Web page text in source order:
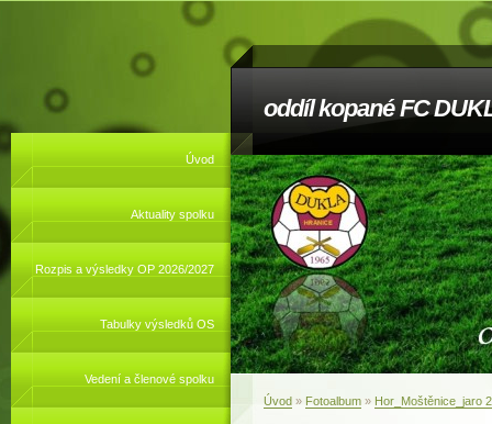
oddíl kopané FC
Úvod
Aktuality spolku
Rozpis a výsledky OP 2026/2027
Tabulky výsledků OS
Vedení a členové spolku
Úvod » Fotoalbum » Hor_Moštěnice_jaro